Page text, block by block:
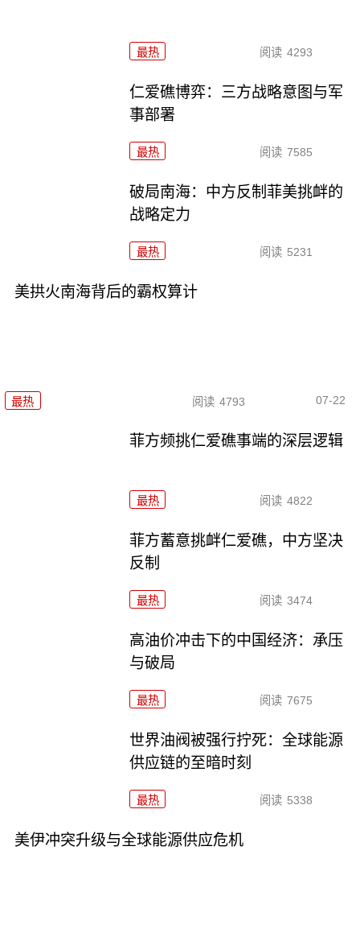
最热 阅读 4293
仁爱礁博弈：三方战略意图与军
事部署
最热 阅读 7585
破局南海：中方反制菲美挑衅的
战略定力
最热 阅读 5231
美拱火南海背后的霸权算计
最热 阅读 4793 07-22
菲方频挑仁爱礁事端的深层逻辑
最热 阅读 4822
菲方蓄意挑衅仁爱礁，中方坚决
反制
最热 阅读 3474
高油价冲击下的中国经济：承压
与破局
最热 阅读 7675
世界油阀被强行拧死：全球能源
供应链的至暗时刻
最热 阅读 5338
美伊冲突升级与全球能源供应危机